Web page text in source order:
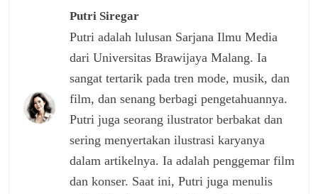
Putri Siregar
Putri adalah lulusan Sarjana Ilmu Media
dari Universitas Brawijaya Malang. Ia
sangat tertarik pada tren mode, musik, dan
film, dan senang berbagi pengetahuannya.
Putri juga seorang ilustrator berbakat dan
sering menyertakan ilustrasi karyanya
dalam artikelnya. Ia adalah penggemar film
dan konser. Saat ini, Putri juga menulis